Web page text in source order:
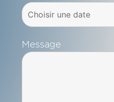
Message